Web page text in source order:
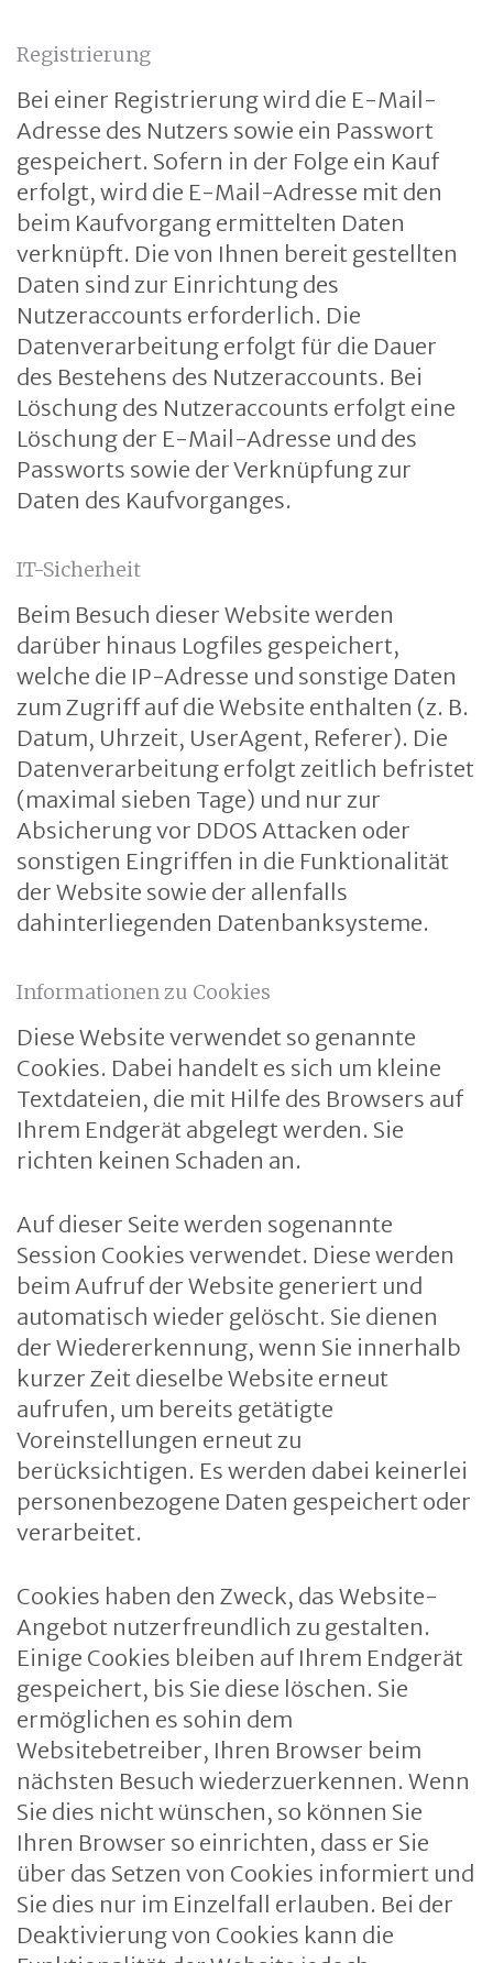
Registrierung
Bei einer Registrierung wird die E-Mail-
Adresse des Nutzers sowie ein Passwort
gespeichert. Sofern in der Folge ein Kauf
erfolgt, wird die E-Mail-Adresse mit den
beim Kaufvorgang ermittelten Daten
verknüpft. Die von Ihnen bereit gestellten
Daten sind zur Einrichtung des
Nutzeraccounts erforderlich. Die
Datenverarbeitung erfolgt für die Dauer
des Bestehens des Nutzeraccounts. Bei
Löschung des Nutzeraccounts erfolgt eine
Löschung der E-Mail-Adresse und des
Passworts sowie der Verknüpfung zur
Daten des Kaufvorganges.
IT-Sicherheit
Beim Besuch dieser Website werden
darüber hinaus Logfiles gespeichert,
welche die IP-Adresse und sonstige Daten
zum Zugriff auf die Website enthalten (z. B.
Datum, Uhrzeit, UserAgent, Referer). Die
Datenverarbeitung erfolgt zeitlich befristet
(maximal sieben Tage) und nur zur
Absicherung vor DDOS Attacken oder
sonstigen Eingriffen in die Funktionalität
der Website sowie der allenfalls
dahinterliegenden Datenbanksysteme.
Informationen zu Cookies
Diese Website verwendet so genannte
Cookies. Dabei handelt es sich um kleine
Textdateien, die mit Hilfe des Browsers auf
Ihrem Endgerät abgelegt werden. Sie
richten keinen Schaden an.
Auf dieser Seite werden sogenannte
Session Cookies verwendet. Diese werden
beim Aufruf der Website generiert und
automatisch wieder gelöscht. Sie dienen
der Wiedererkennung, wenn Sie innerhalb
kurzer Zeit dieselbe Website erneut
aufrufen, um bereits getätigte
Voreinstellungen erneut zu
berücksichtigen. Es werden dabei keinerlei
personenbezogene Daten gespeichert oder
verarbeitet.
Cookies haben den Zweck, das Website-
Angebot nutzerfreundlich zu gestalten.
Einige Cookies bleiben auf Ihrem Endgerät
gespeichert, bis Sie diese löschen. Sie
ermöglichen es sohin dem
Websitebetreiber, Ihren Browser beim
nächsten Besuch wiederzuerkennen. Wenn
Sie dies nicht wünschen, so können Sie
Ihren Browser so einrichten, dass er Sie
über das Setzen von Cookies informiert und
Sie dies nur im Einzelfall erlauben. Bei der
Deaktivierung von Cookies kann die